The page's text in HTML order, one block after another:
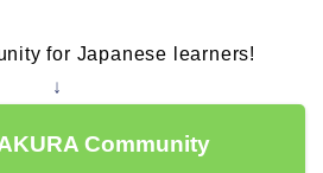
for Japanese learners!
↓
Community